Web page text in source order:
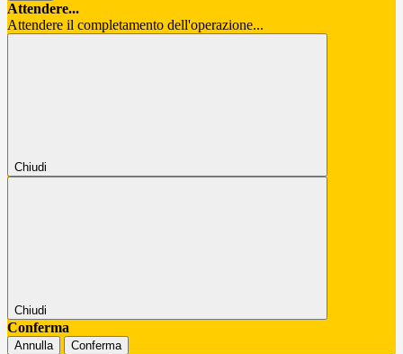
Attendere...
Attendere il completamento dell'operazione...
Chiudi
Chiudi
Conferma
Annulla Conferma